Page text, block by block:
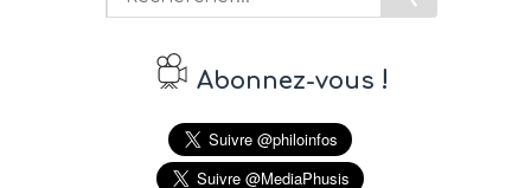
Abonnez-vous !